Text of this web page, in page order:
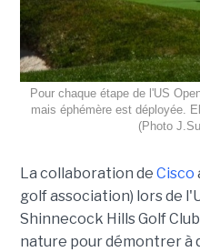
Pour chaque étape de l'US
mais éphémère est déployée.
(Photo
La collaboration de Cisco
golf association) lors de
Shinnecock Hills Golf
nature pour démontrer à